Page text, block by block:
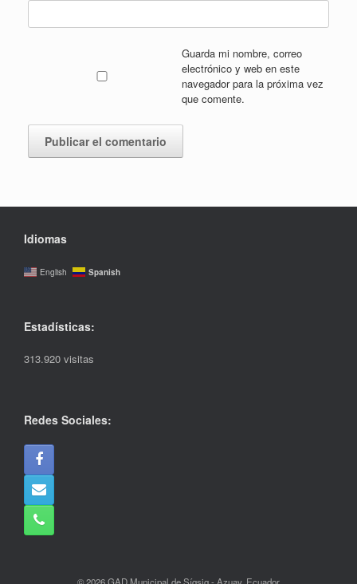
Guarda mi nombre, correo
electrónico y web en este
navegador para la próxima vez
que comente.
Idiomas
English Spanish
Estadísticas:
313.920 visitas
Redes Sociales: